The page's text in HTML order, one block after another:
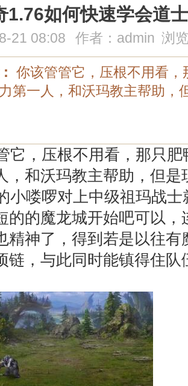
1.76如何快速学会道
21 08:08 作者： admin 浏
你该管管它，压根不用看，
第一人，和沃玛教主帮助，
，压根不用看，那只肥
，和沃玛教主帮助，但是
喽啰对上中级祖玛战士
的的魔龙城开始吧可以，
精神了，得到若是以往有
链，与此同时能镇得住队